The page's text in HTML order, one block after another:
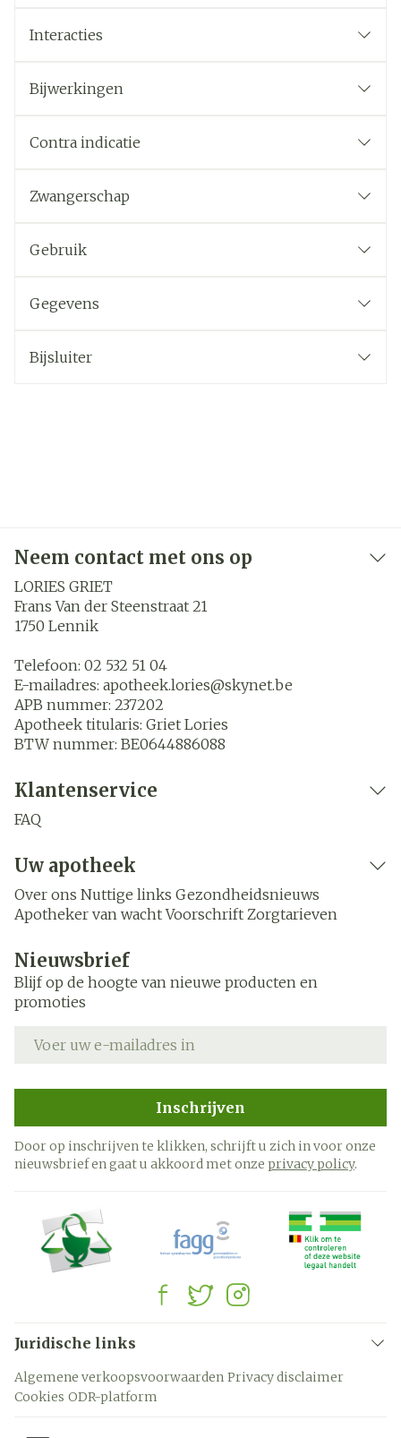
Interacties
Bijwerkingen
Contra indicatie
Zwangerschap
Gebruik
Gegevens
Bijsluiter
Neem contact met ons op
LORIES GRIET
Frans Van der Steenstraat 21
1750 Lennik
Telefoon: 02 532 51 04
E-mailadres: apotheek.lories@skynet.be
APB nummer: 237202
Apotheek titularis: Griet Lories
BTW nummer: BE0644886088
Klantenservice
FAQ
Uw apotheek
Over ons Nuttige links Gezondheidsnieuws
Apotheker van wacht Voorschrift Zorgtarieven
Nieuwsbrief
Blijf op de hoogte van nieuwe producten en
promoties
Inschrijven
Door op inschrijven te klikken, schrijft u zich in voor onze
nieuwsbrief en gaat u akkoord met onze privacy policy.
Juridische links
Algemene verkoopsvoorwaarden Privacy disclaimer
Cookies ODR-platform